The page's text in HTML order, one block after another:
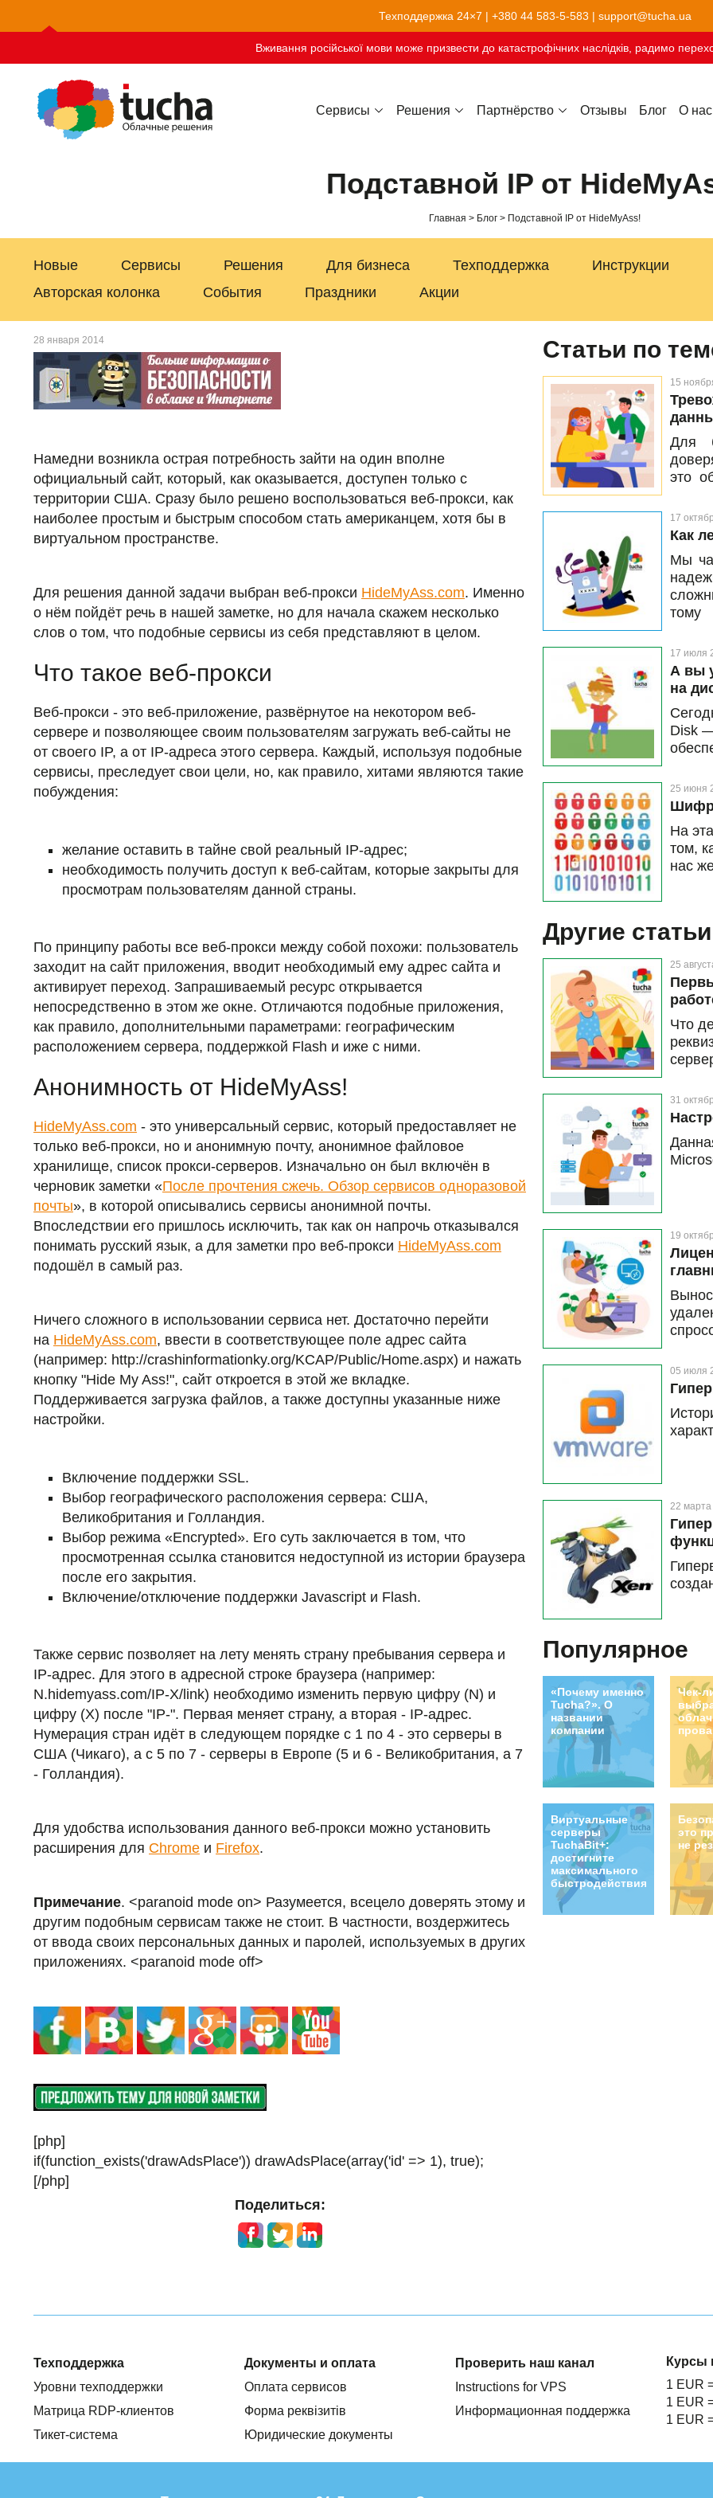
Техподдержка 24×7 | +380 44 583-5-583 | support@tucha.ua
Вживання російської мови може призвести до катастрофічних наслідків, радимо
Сервисы Решения Партнёрство Отзывы Блог О нас
Подставной IP от
Главная Блог Подставной IP от HideMyAss!
Новые Сервисы Решения Для бизнеса Техподдержка Инструкции
Авторская колонка
События Праздники Акции
28 января 2014
Намедни возникла острая потребность зайти на один вполне
официальный сайт, который, как оказывается, доступен только с
территории США. Сразу было решено воспользоваться веб-прокси, как
наиболее простым и быстрым способом стать американцем, хотя бы в
виртуальном пространстве.
Для решения данной задачи выбран веб-прокси HideMyAss.com. Именно
о нём пойдёт речь в нашей заметке, но для начала скажем несколько
слов о том, что подобные сервисы из себя представляют в целом.
Что такое веб-прокси
Веб-прокси - это веб-приложение, развёрнутое на некотором веб-
сервере и позволяющее своим пользователям загружать веб-сайты не
от своего IP, а от IP-адреса этого сервера. Каждый, используя подобные
сервисы, преследует свои цели, но, как правило, хитами являются такие
побуждения:
желание оставить в тайне свой реальный IP-адрес;
необходимость получить доступ к веб-сайтам, которые закрыты для
просмотрам пользователям данной страны.
По принципу работы все веб-прокси между собой похожи: пользователь
заходит на сайт приложения, вводит необходимый ему адрес сайта и
активирует переход. Запрашиваемый ресурс открывается
непосредственно в этом же окне. Отличаются подобные приложения,
как правило, дополнительными параметрами: географическим
расположением сервера, поддержкой Flash и иже с ними.
Анонимность от HideMyAss!
HideMyAss.com - это универсальный сервис, который предоставляет не
только веб-прокси, но и анонимную почту, анонимное файловое
хранилище, список прокси-серверов. Изначально он был включён в
черновик заметки «После прочтения сжечь. Обзор сервисов одноразовой
почты», в которой описывались сервисы анонимной почты.
Впоследствии его пришлось исключить, так как он напрочь отказывался
понимать русский язык, а для заметки про веб-прокси HideMyAss.com
подошёл в самый раз.
Ничего сложного в использовании сервиса нет. Достаточно перейти
на HideMyAss.com, ввести в соответствующее поле адрес сайта
(например: http://crashinformationky.org/KCAP/Public/Home.aspx) и нажать
кнопку "Hide My Ass!", сайт откроется в этой же вкладке.
Поддерживается загрузка файлов, а также доступны указанные ниже
настройки.
Включение поддержки SSL.
Выбор географического расположения сервера: США,
Великобритания и Голландия.
Выбор режима «Encrypted». Его суть заключается в том, что
просмотренная ссылка становится недоступной из истории браузера
после его закрытия.
Включение/отключение поддержки Javascript и Flash.
Также сервис позволяет на лету менять страну пребывания сервера и
IP-адрес. Для этого в адресной строке браузера (например:
N.hidemyass.com/IP-X/link) необходимо изменить первую цифру (N) и
цифру (X) после "IP-". Первая меняет страну, а вторая - IP-адрес.
Нумерация стран идёт в следующем порядке с 1 по 4 - это серверы в
США (Чикаго), а с 5 по 7 - серверы в Европе (5 и 6 - Великобритания, а 7
- Голландия).
Для удобства использования данного веб-прокси можно установить
расширения для Chrome и Firefox.
Примечание. <paranoid mode on> Разумеется, всецело доверять этому и
другим подобным сервисам также не стоит. В частности, воздержитесь
от ввода своих персональных данных и паролей, используемых в других
приложениях. <paranoid mode off>
[php]
if(function_exists('drawAdsPlace')) drawAdsPlace(array('id' => 1), true);
[/php]
Поделиться:
Статьи по
15
Для
это
офис
от
17
Как
Мы
17 июля
А вы
на
Disk
25 июня
На
том,
нас
Другие статьи
25
Что
31
19
столу
05 июля
22 марта
Популярное
«Почему именно
Tucha?». О
названии
компании
Чек-
Виртуальные
серверы
TuchaBit+:
достигните
максимального
быстродействия!
это
не
Техподдержка
Уровни техподдержки
Матрица RDP-клиентов
Тикет-система
Документы и оплата
Оплата сервисов
Форма реквізитів
Юридические документы
Проверить наш канал
Instructions for VPS
Информационная поддержка
Курсы
1 EUR
1 EUR
1 EUR